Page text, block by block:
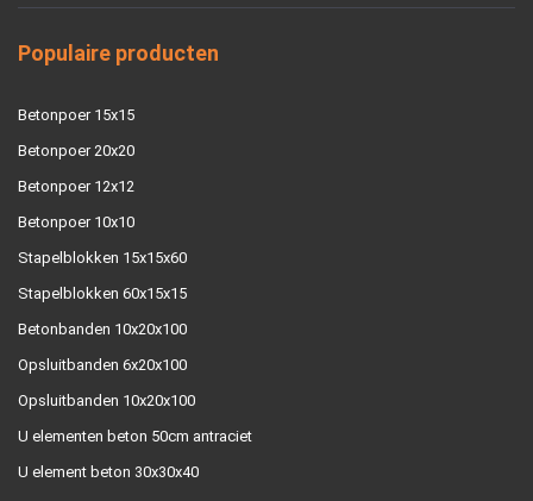
Populaire producten
Betonpoer 15x15
Betonpoer 20x20
Betonpoer 12x12
Betonpoer 10x10
Stapelblokken 15x15x60
Stapelblokken 60x15x15
Betonbanden 10x20x100
Opsluitbanden 6x20x100
Opsluitbanden 10x20x100
U elementen beton 50cm antraciet
U element beton 30x30x40